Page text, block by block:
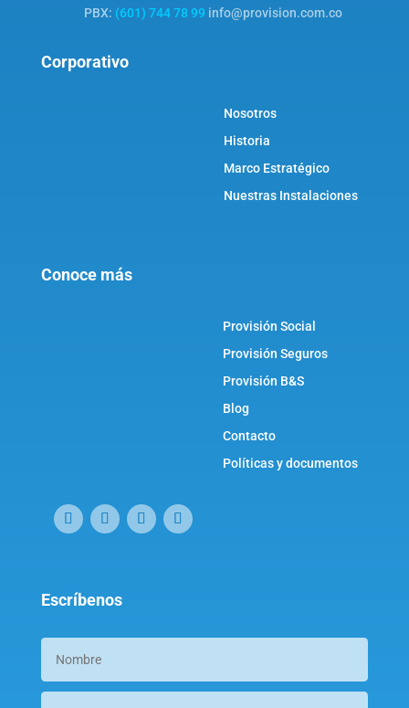
PBX: (601) 744 78 99 info@provision.com.co
Corporativo
Nosotros
Historia
Marco Estratégico
Nuestras Instalaciones
Conoce más
Provisión Social
Provisión Seguros
Provisión B&S
Blog
Contacto
Políticas y documentos
Escríbenos